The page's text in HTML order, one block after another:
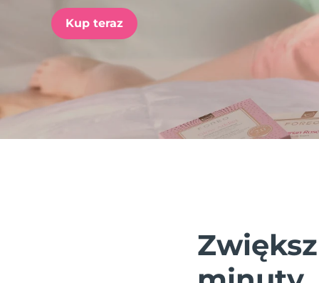
Kup teraz
issa™ Teeth Whitening Set
FAQ™ Dual LED Panel
POPULARNY